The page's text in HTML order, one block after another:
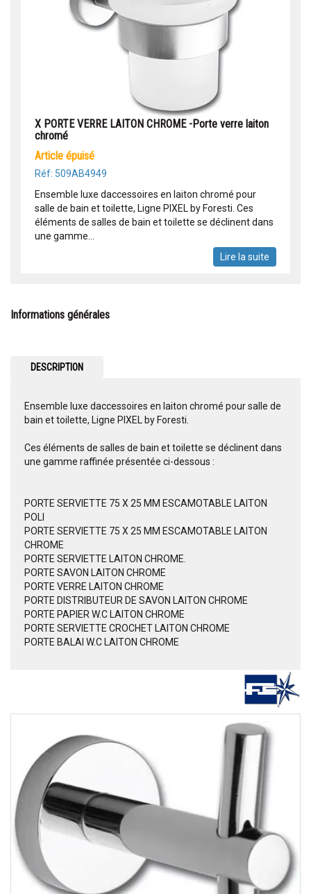
X PORTE VERRE LAITON CHROME -Porte verre laiton
chromé
article épuisé
Réf: 509AB4949
Ensemble luxe daccessoires en laiton chromé pour
salle de bain et toilette, Ligne PIXEL by Foresti. Ces
éléments de salles de bain et toilette se déclinent dans
une gamme...
Lire la suite
Informations générales
DESCRIPTION
Ensemble luxe daccessoires en laiton chromé pour salle de
bain et toilette, Ligne PIXEL by Foresti.
Ces éléments de salles de bain et toilette se déclinent dans
une gamme raffinée présentée ci-dessous :
PORTE SERVIETTE 75 X 25 MM ESCAMOTABLE LAITON
POLI
PORTE SERVIETTE 75 X 25 MM ESCAMOTABLE LAITON
CHROME
PORTE SERVIETTE LAITON CHROME.
PORTE SAVON LAITON CHROME
PORTE VERRE LAITON CHROME
PORTE DISTRIBUTEUR DE SAVON LAITON CHROME
PORTE PAPIER W.C LAITON CHROME
PORTE SERVIETTE CROCHET LAITON CHROME
PORTE BALAI W.C LAITON CHROME